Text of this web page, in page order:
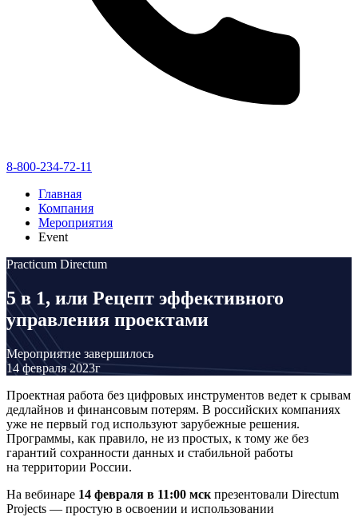
8-800-234-72-11
Главная
Компания
Мероприятия
Event
Practicum Directum
5 в 1, или Рецепт эффективного
управления проектами
Мероприятие завершилось
14 февраля 2023г
Проектная работа без цифровых инструментов ведет к срывам
дедлайнов и финансовым потерям. В российских компаниях
уже не первый год используют зарубежные решения.
Программы, как правило, не из простых, к тому же без
гарантий сохранности данных и стабильной работы
на территории России.
На вебинаре 14 февраля в 11:00 мск презентовали Directum
Projects — простую в освоении и использовании